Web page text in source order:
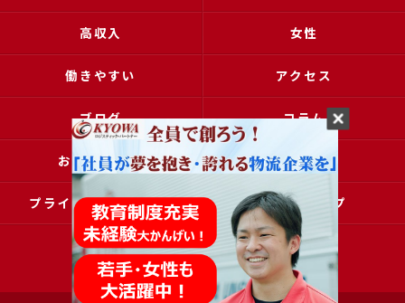
高収入 女性
働きやすい アクセス
ブログ コラム
お問い合わせ 採用申込
プライバシーポリシー サイトマップ